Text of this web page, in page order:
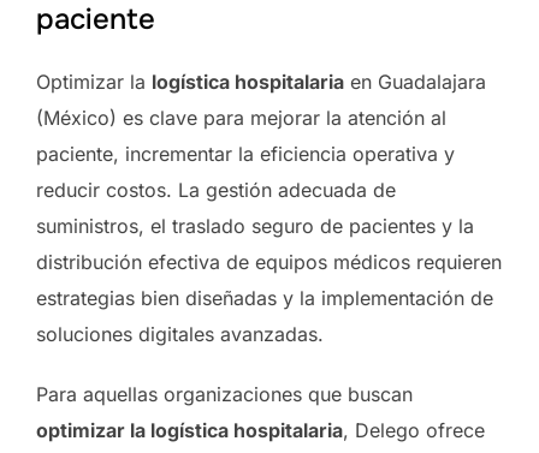
paciente
Optimizar la logística hospitalaria en Guadalajara
(México) es clave para mejorar la atención al
paciente, incrementar la eficiencia operativa y
reducir costos. La gestión adecuada de
suministros, el traslado seguro de pacientes y la
distribución efectiva de equipos médicos requieren
estrategias bien diseñadas y la implementación de
soluciones digitales avanzadas.
Para aquellas organizaciones que buscan
optimizar la logística hospitalaria, Delego ofrece